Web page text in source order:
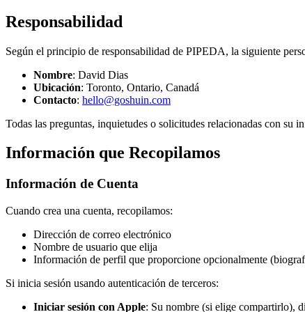
Responsabilidad
Según el principio de responsabilidad de PIPEDA, la siguiente
Nombre: David Dias
Ubicación: Toronto, Ontario, Canadá
Contacto: hello@goshuin.com
Todas las preguntas, inquietudes o solicitudes relacionadas con su
Información que Recopilamos
Información de Cuenta
Cuando crea una cuenta, recopilamos:
Dirección de correo electrónico
Nombre de usuario que elija
Información de perfil que proporcione opcionalmente
Si inicia sesión usando autenticación de terceros:
Iniciar sesión con Apple: Su nombre (si elige compartirlo),